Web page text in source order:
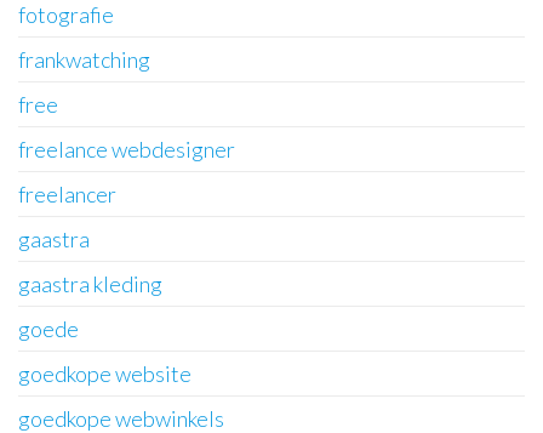
fotografie
frankwatching
free
freelance webdesigner
freelancer
gaastra
gaastra kleding
goede
goedkope website
goedkope webwinkels